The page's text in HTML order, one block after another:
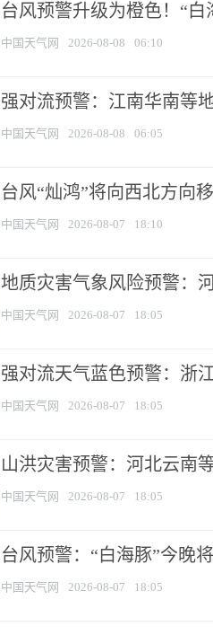
台风预警升级为橙色！“
中国天气网 2026-08-08 06:10
强对流预警：江南华南等
中国天气网 2026-08-08 06:05
台风“灿鸿”将向西北方向
中国天气网 2026-08-07 18:10
地质灾害气象风险预警：
中国天气网 2026-08-07 18:05
强对流天气蓝色预警：浙
中国天气网 2026-08-07 18:05
山洪灾害预警：河北云南
中国天气网 2026-08-07 18:05
台风预警：“白海豚”今晚
中国天气网 2026-08-07 18:05